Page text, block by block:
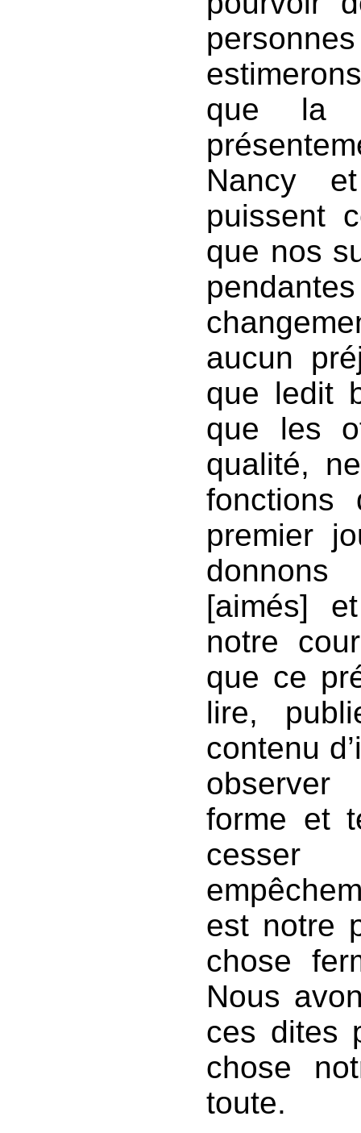
que la
Nancy
puissent
que nos
aucun
que ledit
que les
qualité,
fonctions
premier
[aimés]
notre
que ce
lire,
contenu
forme et
est notre
chose
Nous
ces dites
chose
toute.